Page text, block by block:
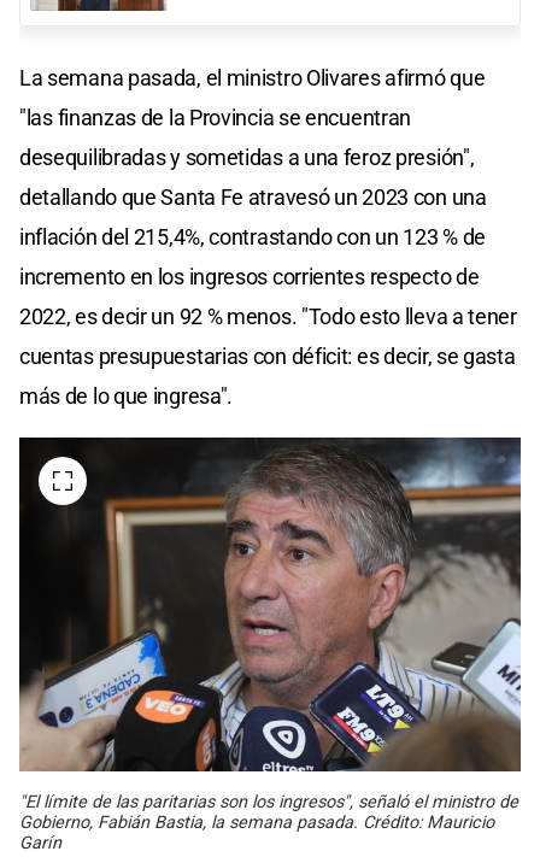
La semana pasada, el ministro Olivares afirmó que
"las finanzas de la Provincia se encuentran
desequilibradas y sometidas a una feroz presión",
detallando que Santa Fe atravesó un 2023 con una
inflación del 215,4%, contrastando con un 123 % de
incremento en los ingresos corrientes respecto de
2022, es decir un 92 % menos. "Todo esto lleva a tener
cuentas presupuestarias con déficit: es decir, se gasta
más de lo que ingresa".
"El límite de las paritarias son los ingresos", señaló el ministro de
Gobierno, Fabián Bastia, la semana pasada. Crédito: Mauricio
Garín